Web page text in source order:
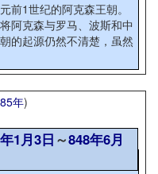
前1世纪的阿克森王朝。
阿克森与罗马、波斯和中
的起源仍然不清楚，虽然
年)
1月3日 ～848年6月